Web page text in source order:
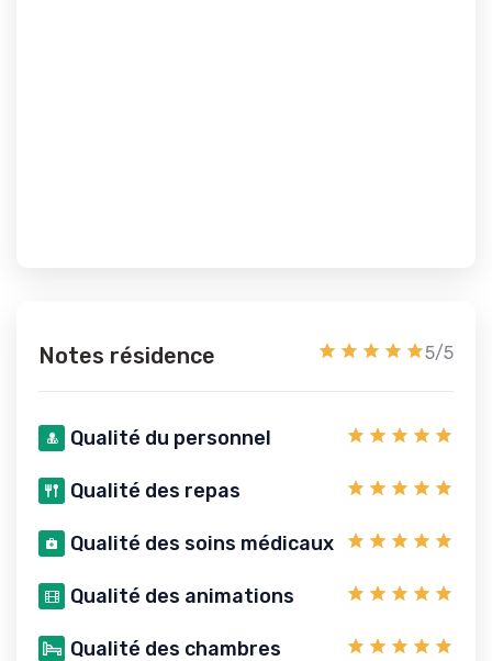
Notes résidence 5/5
Qualité du personnel
Qualité des repas
Qualité des soins médicaux
Qualité des animations
Qualité des chambres